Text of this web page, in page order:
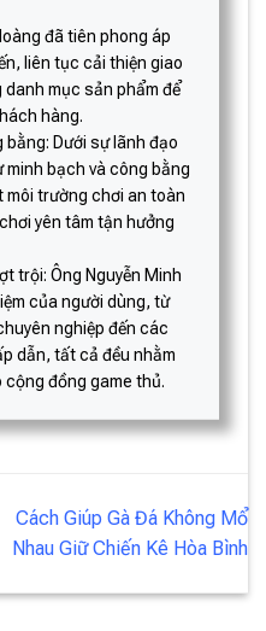
đã tiên phong áp
liên tục cải thiện giao
danh mục sản phẩm để
hàng.
bằng: Dưới sự lãnh đạo
bạch và công bằng
môi trường chơi an toàn
yên tâm tận hưởng
trội: Ông Nguyễn Minh
của người dùng, từ
nghiệp đến các
dẫn, tất cả đều nhằm
đồng game thủ.
Cách Giúp Gà Đá Không Mổ
Nhau Giữ Chiến Kê Hòa Bình